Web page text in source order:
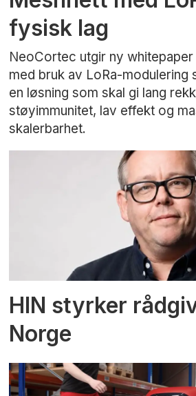
fysisk lag
NeoCortec utgir ny whitepaper
med bruk av LoRa-modulering
en løsning som skal gi lang
støyimmunitet, lav effekt og
skalerbarhet.
HIN styrker
Norge